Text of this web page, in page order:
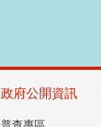
政府公開資訊